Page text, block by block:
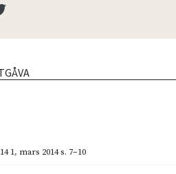
1, mars 2014s. 7–10